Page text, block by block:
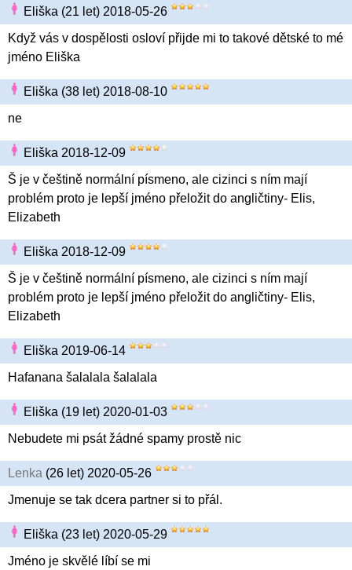
Eliška (21 let) 2018-05-26
Když vás v dospělosti osloví přijde mi to takové dětské to mé
jméno Eliška
Eliška (38 let) 2018-08-10
ne
Eliška 2018-12-09
Š je v češtině normální písmeno, ale cizinci s ním mají
problém proto je lepší jméno přeložit do angličtiny- Elis,
Elizabeth
Eliška 2018-12-09
Š je v češtině normální písmeno, ale cizinci s ním mají
problém proto je lepší jméno přeložit do angličtiny- Elis,
Elizabeth
Eliška 2019-06-14
Hafanana šalalala šalalala
Eliška (19 let) 2020-01-03
Nebudete mi psát žádné spamy prostě nic
Lenka (26 let) 2020-05-26
Jmenuje se tak dcera partner si to přál.
Eliška (23 let) 2020-05-29
Jméno je skvělé líbí se mi